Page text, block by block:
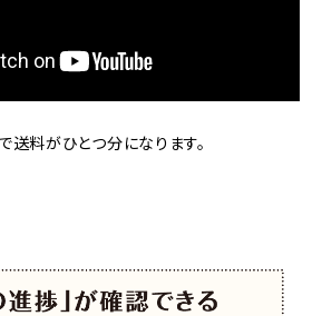
送料がひとつ分になります。